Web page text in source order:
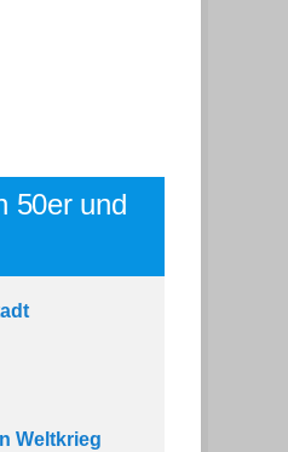
50er und
Weltkrieg